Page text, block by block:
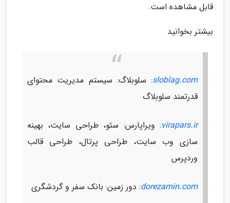
قابل مشاهده است.
بیشتر بخوانید
sloblag.com: سلوبلاگ: سیستم مدیریت محتوای
قدرتمند سلوبلاگ
virapars.ir: ویراپارس: سئو، طراحی سایت، بهینه
سازی وب سایت، طراحی پرتال، طراحی قالب
وردپرس
dorezamin.com: دور زمین: بانک سفر و گردشگری